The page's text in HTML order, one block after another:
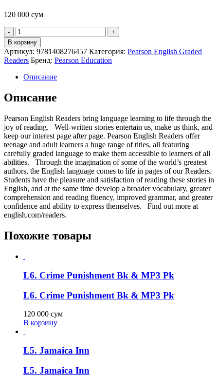
120 000 сум
Quantity
В корзину
Артикул: 9781408276457 Категория: Pearson English Graded
Readers Бренд: Pearson Education
Описание
Описание
Pearson English Readers bring language learning to life through the
joy of reading. Well-written stories entertain us, make us think, and
keep our interest page after page. Pearson English Readers offer
teenage and adult learners a huge range of titles, all featuring
carefully graded language to make them accessible to learners of all
abilities. Through the imagination of some of the world’s greatest
authors, the English language comes to life in pages of our Readers.
Students have the pleasure and satisfaction of reading these stories in
English, and at the same time develop a broader vocabulary, greater
comprehension and reading fluency, improved grammar, and greater
confidence and ability to express themselves. Find out more at
english.com/readers.
Похожие товары
L6. Crime Punishment Bk & MP3 Pk
L6. Crime Punishment Bk & MP3 Pk
120 000 сум
В корзину
L5. Jamaica Inn
L5. Jamaica Inn